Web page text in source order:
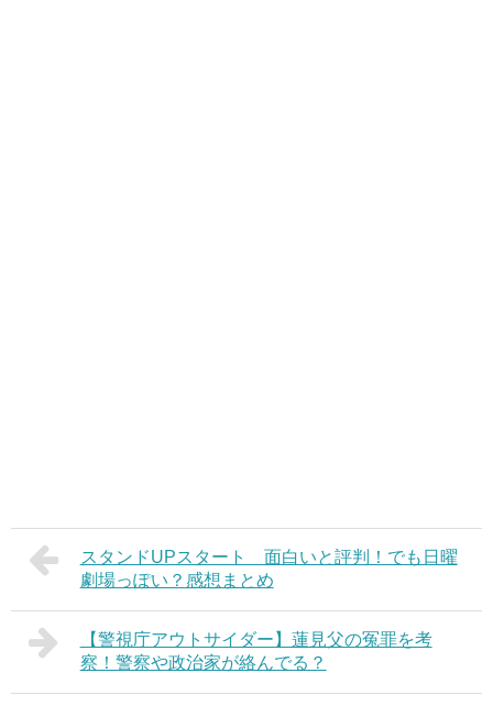
スタンドUPスタート 面白いと評判！でも日曜
劇場っぽい？感想まとめ
【警視庁アウトサイダー】蓮見父の冤罪を考
察！警察や政治家が絡んでる？